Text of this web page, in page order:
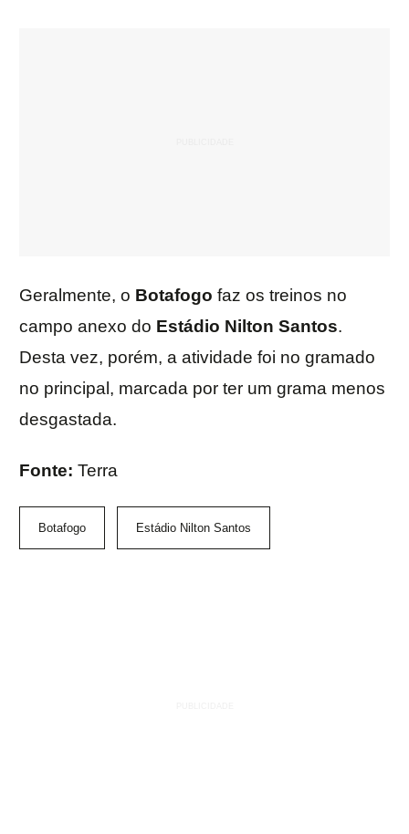
Geralmente, o Botafogo faz os treinos no
campo anexo do Estádio Nilton Santos.
Desta vez, porém, a atividade foi no gramado
no principal, marcada por ter um grama menos
desgastada.
Fonte: Terra
Botafogo Estádio Nilton Santos